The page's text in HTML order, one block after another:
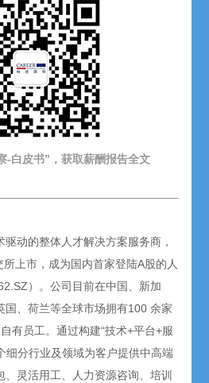
-白皮书”，获取薪酬报告全文
动的整体人才解决方案服务商，
上市，成为国内首家登陆A股的人
）。公司目前在中国、新加
国、荷兰等全球市场拥有100 余家
有员工。通过构建“技术+平台+服
细分行业及领域为客户提供中高端
、灵活用工、人力资源咨询、培训